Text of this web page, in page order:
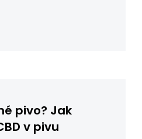
pivo? Jak
v pivu